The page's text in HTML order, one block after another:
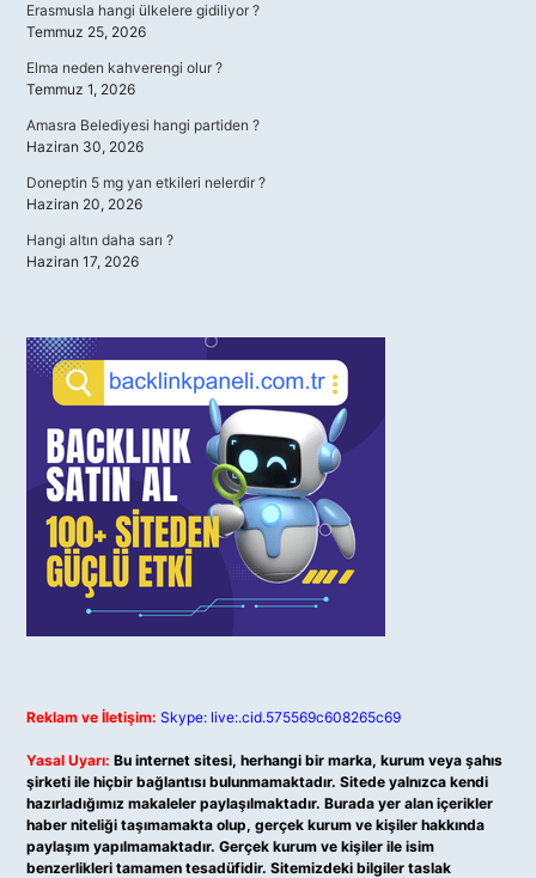
Erasmusla hangi ülkelere gidiliyor ?
Temmuz 25, 2026
Elma neden kahverengi olur ?
Temmuz 1, 2026
Amasra Belediyesi hangi partiden ?
Haziran 30, 2026
Doneptin 5 mg yan etkileri nelerdir ?
Haziran 20, 2026
Hangi altın daha sarı ?
Haziran 17, 2026
Reklam ve İletişim: Skype: live:.cid.575569c608265c69
Yasal Uyarı: Bu internet sitesi, herhangi bir marka, kurum veya şahıs
şirketi ile hiçbir bağlantısı bulunmamaktadır. Sitede yalnızca kendi
hazırladığımız makaleler paylaşılmaktadır. Burada yer alan içerikler
haber niteliği taşımamakta olup, gerçek kurum ve kişiler hakkında
paylaşım yapılmamaktadır. Gerçek kurum ve kişiler ile isim
benzerlikleri tamamen tesadüfidir. Sitemizdeki bilgiler taslak